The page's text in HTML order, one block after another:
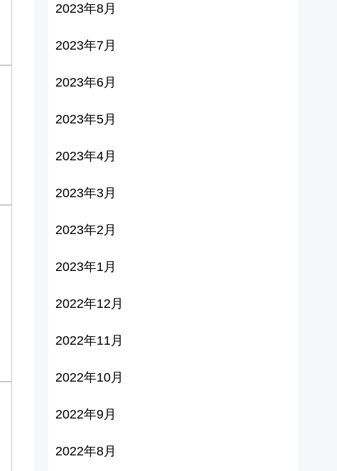
2023年8月
2023年7月
2023年6月
2023年5月
2023年4月
2023年3月
2023年2月
2023年1月
2022年12月
2022年11月
2022年10月
2022年9月
2022年8月